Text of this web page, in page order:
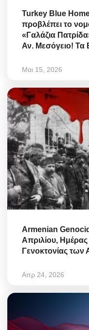
Turkey Blue
προβλέπει το
«Γαλάζια
Αν. Μεσόγειο! Τα
Μαι 15, 2026
Armenian
Απριλίου,
Γενοκτονίας των
Απρ 24, 2026